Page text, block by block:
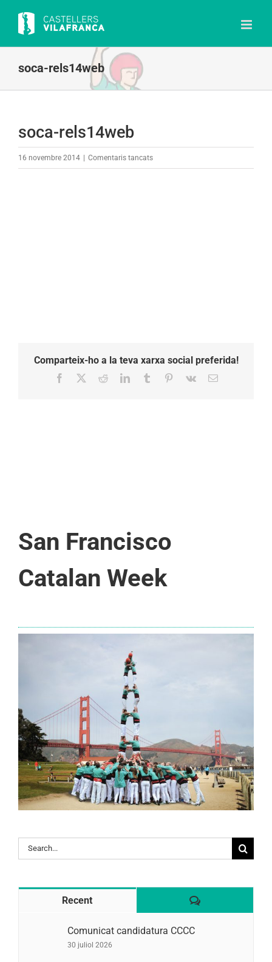
content
soca-rels14web
soca-rels14web
16 novembre 2014 Comentaris tancatsa
Comparteix-ho a la teva xarxa social preferida!
Facebook RedditLinkedInTumblr Pinterest
Vk Email:
San Francisco
Catalan Week
Search
for:
Recent Comentaris
Comunicat candidatura CCCC
30 juliol 2026